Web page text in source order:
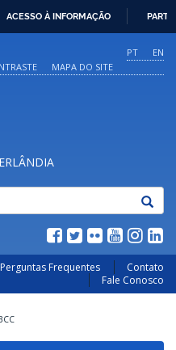
ACESSO À INFORMAÇÃO
PT
EN
MAPA DO SITE
Perguntas Frequentes
Contato
Fale Conosco